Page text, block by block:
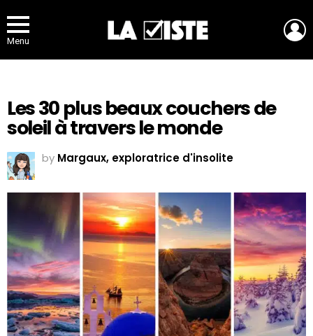
Menu
Les 30 plus beaux couchers de
soleil à travers le monde
by Margaux, exploratrice d'insolite